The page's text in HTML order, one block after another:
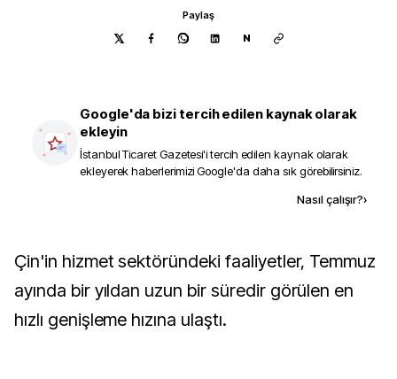
Paylaş
N
Google'da bizi tercih edilen kaynak olarak
ekleyin
İstanbul Ticaret Gazetesi'i tercih edilen kaynak olarak
ekleyerek haberlerimizi Google'da daha sık görebilirsiniz.
Nasıl çalışır?›
Çin'in hizmet sektöründeki faaliyetler, Temmuz
ayında bir yıldan uzun bir süredir görülen en
hızlı genişleme hızına ulaştı.